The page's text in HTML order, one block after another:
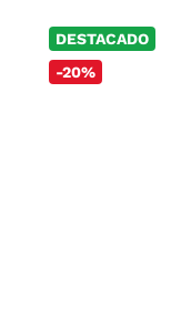
DESTACADO
-20%